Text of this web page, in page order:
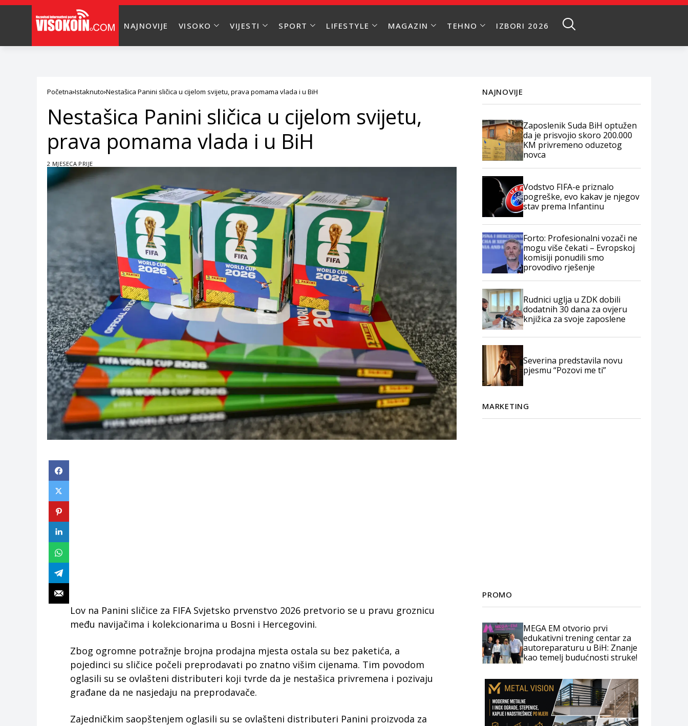
NAJNOVIJE VISOKO VIJESTI SPORT LIFESTYLE MAGAZIN TEHNO IZBORI 2026
Početna Istaknuto Nestašica Panini sličica u cijelom svijetu, prava pomama vlada i u BiH
Nestašica Panini sličica u cijelom svijetu,
prava pomama vlada i u BiH
2 MJESECA PRIJE
Lov na Panini sličice za FIFA Svjetsko prvenstvo 2026 pretvorio se u pravu groznicu
među navijačima i kolekcionarima u Bosni i Hercegovini.
Zbog ogromne potražnje brojna prodajna mjesta ostala su bez paketića, a
pojedinci su sličice počeli preprodavati po znatno višim cijenama. Tim povodom
oglasili su se ovlašteni distributeri koji tvrde da je nestašica privremena i pozivaju
građane da ne nasjedaju na preprodavače.
Zajedničkim saopštenjem oglasili su se ovlašteni distributeri Panini proizvoda za
NAJNOVIJE
Zaposlenik Suda BiH optužen
da je prisvojio skoro 200.000
KM privremeno oduzetog
novca
Vodstvo FIFA-e priznalo
pogreške, evo kakav je njegov
stav prema Infantinu
Forto: Profesionalni vozači ne
mogu više čekati – Evropskoj
komisiji ponudili smo
provodivo rješenje
Rudnici uglja u ZDK dobili
dodatnih 30 dana za ovjeru
knjižica za svoje zaposlene
Severina predstavila novu
pjesmu “Pozovi me ti”
MARKETING
PROMO
MEGA EM otvorio prvi
edukativni trening centar za
autoreparaturu u BiH: Znanje
kao temelj budućnosti struke!